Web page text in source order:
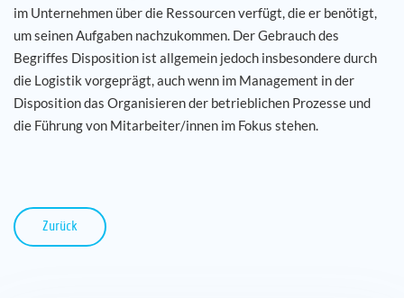
im Unternehmen über die Ressourcen verfügt, die er benötigt,
um seinen Aufgaben nachzukommen. Der Gebrauch des
Begriffes Disposition ist allgemein jedoch insbesondere durch
die Logistik vorgeprägt, auch wenn im Management in der
Disposition das Organisieren der betrieblichen Prozesse und
die Führung von Mitarbeiter/innen im Fokus stehen.
Zurück